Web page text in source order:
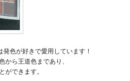
発色が好きで愛用しています！
から王道色まであり、
ができます。